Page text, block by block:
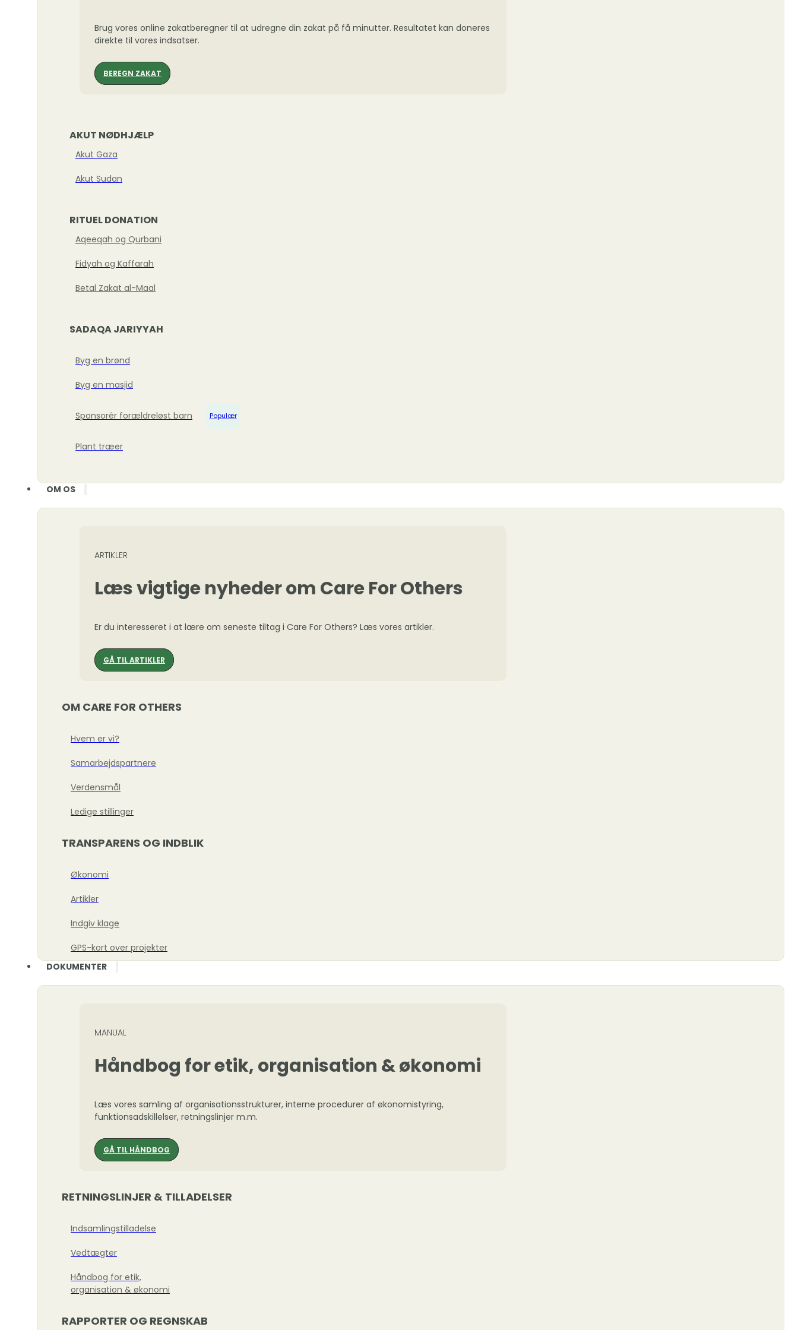
Brug vores online zakatberegner til at udregne din zakat på få minutter. Resultatet kan doneres
direkte til vores indsatser.
BEREGN ZAKAT
AKUT NØDHJÆLP
Akut Gaza
Akut Sudan
RITUEL DONATION
Aqeeqah og Qurbani
Fidyah og Kaffarah
Betal Zakat al-Maal
SADAQA JARIYYAH
Byg en brønd
Byg en masjid
Sponsorér forældreløst barn Populær
Plant træer
OM OS
ARTIKLER
Læs vigtige nyheder om Care For Others
Er du interesseret i at lære om seneste tiltag i Care For Others? Læs vores artikler.
GÅ TIL ARTIKLER
OM CARE FOR OTHERS
Hvem er vi?
Samarbejdspartnere
Verdensmål
Ledige stillinger
TRANSPARENS OG INDBLIK
Økonomi
Artikler
Indgiv klage
GPS-kort over projekter
DOKUMENTER
MANUAL
Håndbog for etik, organisation & økonomi
Læs vores samling af organisationsstrukturer, interne procedurer af økonomistyring,
funktionsadskillelser, retningslinjer m.m.
GÅ TIL HÅNDBOG
RETNINGSLINJER & TILLADELSER
Indsamlingstilladelse
Vedtægter
Håndbog for etik,
organisation & økonomi
RAPPORTER OG REGNSKAB